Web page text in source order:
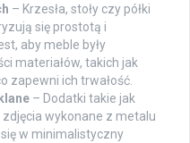
– Krzesła, stoły czy półki
się prostotą i
aby meble były
materiałów, takich jak
zapewni ich trwałość.
– Dodatki takie jak
wykonane z metalu
w minimalistyczny